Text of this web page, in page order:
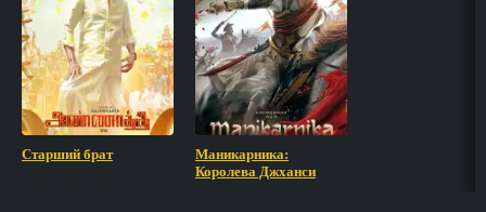
Старший брат
Маникарника:
Королева Джханси